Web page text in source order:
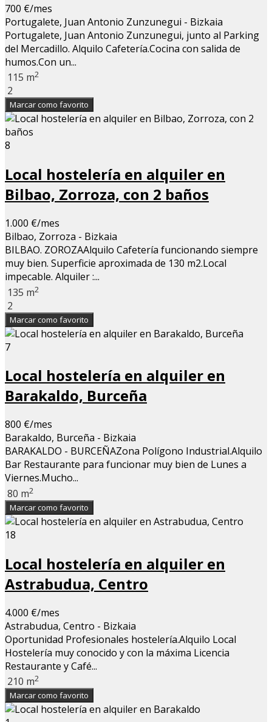
700 €/mes
Portugalete, Juan Antonio Zunzunegui - Bizkaia
Portugalete, Juan Antonio Zunzunegui, junto al Parking
del Mercadillo. Alquilo Cafetería.Cocina con salida de
humos.Con un...
115 m2
2
Marcar como favorito
8
Local hostelería en alquiler en
Bilbao, Zorroza, con 2 baños
1.000 €/mes
Bilbao, Zorroza - Bizkaia
BILBAO. ZOROZAAlquilo Cafetería funcionando siempre
muy bien. Superficie aproximada de 130 m2.Local
impecable. Alquiler :...
135 m2
2
Marcar como favorito
7
Local hostelería en alquiler en
Barakaldo, Burceña
800 €/mes
Barakaldo, Burceña - Bizkaia
BARAKALDO - BURCEÑAZona Polígono Industrial.Alquilo
Bar Restaurante para funcionar muy bien de Lunes a
Viernes.Mucho...
80 m2
Marcar como favorito
18
Local hostelería en alquiler en
Astrabudua, Centro
4.000 €/mes
Astrabudua, Centro - Bizkaia
Oportunidad Profesionales hostelería.Alquilo Local
Hostelería muy conocido y con la máxima Licencia
Restaurante y Café...
210 m2
Marcar como favorito